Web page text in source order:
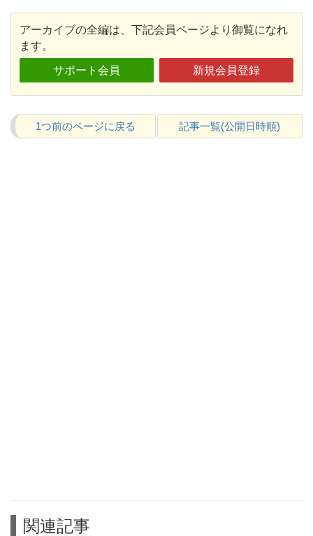
アーカイブの全編は、下記会員ページより御覧になれ
ます。
サポート会員 新規会員登録
1つ前のページに戻る 記事一覧(公開日時順)
関連記事